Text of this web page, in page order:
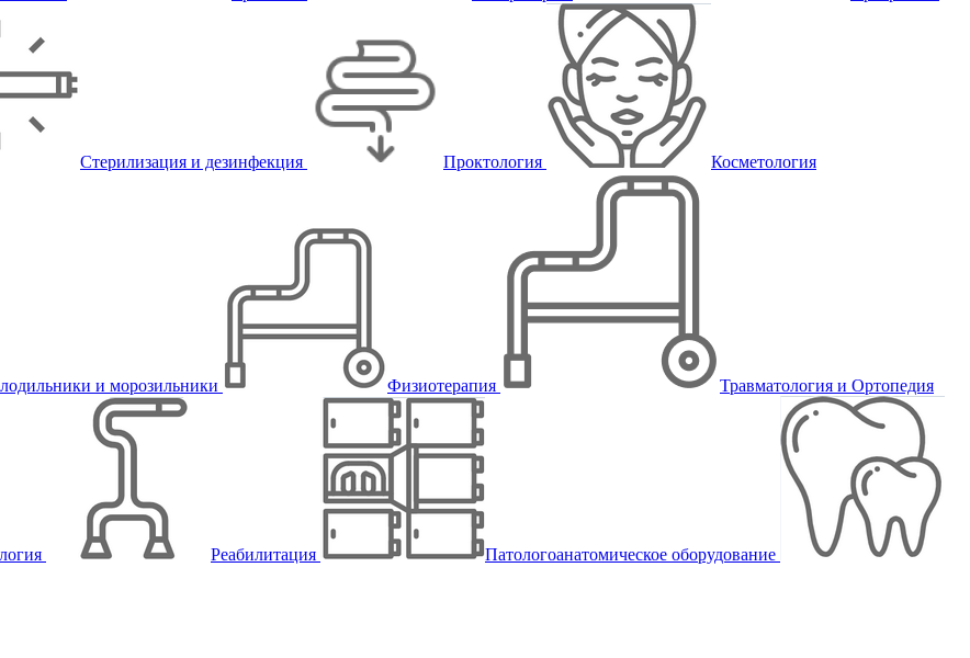
Стерилизация и дезинфекция Проктология Косметология
и морозильники Физиотерапия Травматология и Ортопедия
Реабилитация
Патологоанатомическое оборудование